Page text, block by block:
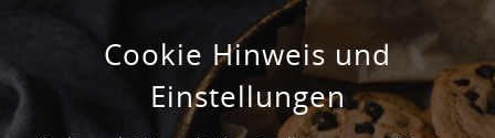
Gewerbegebiet Meckenbeuren
Cookie Hinweis und
Einstellungen